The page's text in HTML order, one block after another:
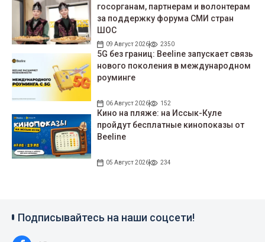
госорганам, партнерам и волонтерам
за поддержку форума СМИ стран
ШОС
09 Август 2026 2350
5G без границ: Beeline запускает связь
нового поколения в международном
роуминге
06 Август 2026 152
Кино на пляже: на Иссык-Куле
пройдут беcплатные кинопоказы от
Beeline
05 Август 2026 234
Подписывайтесь на наши соцсети!